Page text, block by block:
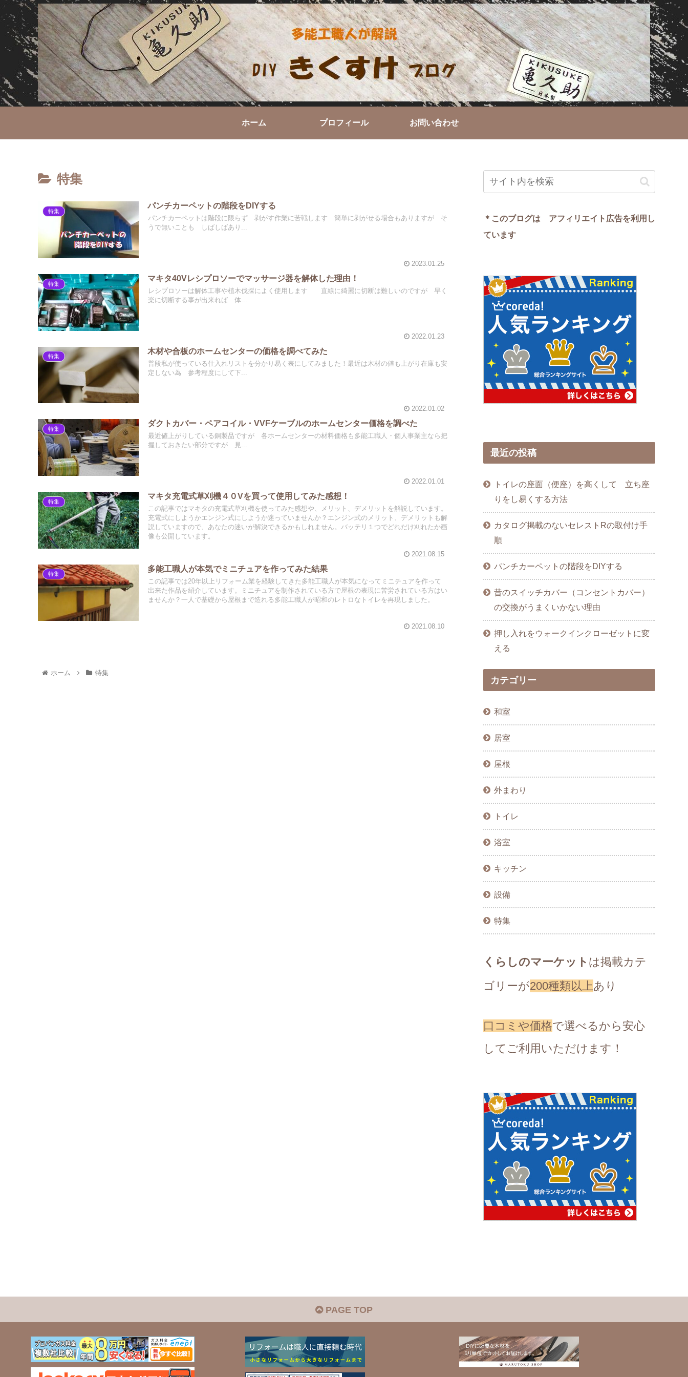
ホーム プロフィール お問い合わせ
特集
特集
パンチカーペットの階段をDIYする
パンチカーペットは階段に限らず 剥がす作業に苦戦します 簡単に剥がせる場合もありますが そ
うで無いことも しばしばあり...
2023.01.25
特集
マキタ40Vレシプロソーでマッサージ器を解体した理由！
レシプロソーは解体工事や植木伐採によく使用します 直線に綺麗に切断は難しいのですが 早く
楽に切断する事が出来れば 体...
2022.01.23
特集
木材や合板のホームセンターの価格を調べてみた
普段私が使っている仕入れリストを分かり易く表にしてみました！最近は木材の値も上がり在庫も安
定しない為 参考程度にして下...
2022.01.02
特集
ダクトカバー・ペアコイル・VVFケーブルのホームセンター価格を調べた
最近値上がりしている銅製品ですが 各ホームセンターの材料価格も多能工職人・個人事業主なら把
握しておきたい部分ですが 見...
2022.01.01
特集
マキタ充電式草刈機４０Vを買って使用してみた感想！
この記事ではマキタの充電式草刈機を使ってみた感想や、メリット、デメリットを解説しています。
充電式にしようかエンジン式にしようか迷っていませんか？エンジン式のメリット、デメリットも解
説していますので、あなたの迷いが解決できるかもしれません。バッテリ１つでどれだけ刈れたか画
像も公開しています。
2021.08.15
特集
多能工職人が本気でミニチュアを作ってみた結果
この記事では20年以上リフォーム業を経験してきた多能工職人が本気になってミニチュアを作って
出来た作品を紹介しています。ミニチュアを制作されている方で屋根の表現に苦労されている方はい
ませんか？一人で基礎から屋根まで造れる多能工職人が昭和のレトロなトイレを再現しました。
2021.08.10
ホーム 特集
＊このブログは アフィリエイト広告を利用し
ています
最近の投稿
トイレの座面（便座）を高くして 立ち座
りをし易くする方法
カタログ掲載のないセレストRの取付け手
順
パンチカーペットの階段をDIYする
昔のスイッチカバー（コンセントカバー）
の交換がうまくいかない理由
押し入れをウォークインクローゼットに変
える
カテゴリー
和室
居室
屋根
外まわり
トイレ
浴室
キッチン
設備
特集
くらしのマーケット は掲載カテ
ゴリーが200種類以上あり
口コミや価格で選べるから安心
してご利用いただけます！
PAGE TOP